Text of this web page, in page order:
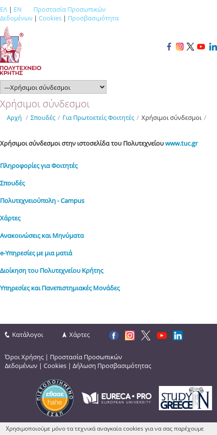
ΕΛ | EN
Προστασία Προσωπικών
Δεδομένων | Cookies | Προσβασιμότητα
Χρήσιμοι σύνδεσμοι
Αρχή / Σπουδές / Για Πρωτοετείς Φοιτητές / Χρήσιμοι σύνδεσμοι /
Χρήσιμοι σύνδεσμοι στην ιστοσελίδα του Πολυτεχνείουwww.tuc.gr
Πληροφορίες για Φοιτητές
Σπουδές
Πολυτεχνειούπολη - Campus
Χάρτες
Ανακοινώσεις και Μηνύματα
e-Υπηρεσίες με μια ματιά
Διοίκηση του Πολυτεχνείου Κρήτης
Υπηρεσίες και Πανεπιστημιακές Μονάδες
Κατάλογοι Χάρτες
Όροι Χρήσης | Προστασία Προσωπικών
Δεδομένων | Cookies | Δήλωση Προσβασιμότητας
Χρησιμοποιούμε μόνο τα τεχνικά αναγκαία cookies για να σας παρέχουμε